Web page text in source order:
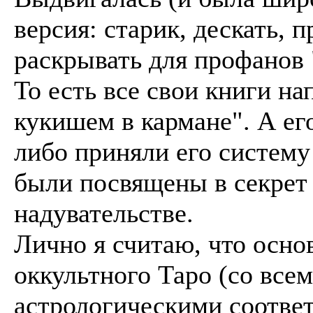
версия: старик, дескать,
раскрывать для
То есть все свои книги
кукишем в кармане". А
либо приняли его
были посвящены в секрет
надувательстве.
Лично я считаю, что
оккультного Таро (со
астрологическими